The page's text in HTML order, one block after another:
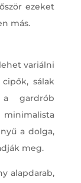
ezeket
más.
variálni
sálak
a gardrób
a dolga,
meg.
alapdarab,